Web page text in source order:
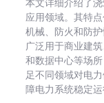
本文详细介绍了
应用领域。其特点
机械、防火和防护
广泛用于商业建
和数据中心等场
足不同领域对电
障电力系统稳定运